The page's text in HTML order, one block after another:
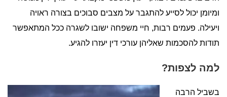
ומיומן יכול לסייע להתגבר על מצבים סבוכים בצורה ראויה
ויעילה. פעמים רבות, חיי משפחה ישובו לשגרה ככל המתאפשר
תודות להסכמות שאליהן עורכי דין יעזרו להגיע.
למה לצפות?
בשביל הרבה